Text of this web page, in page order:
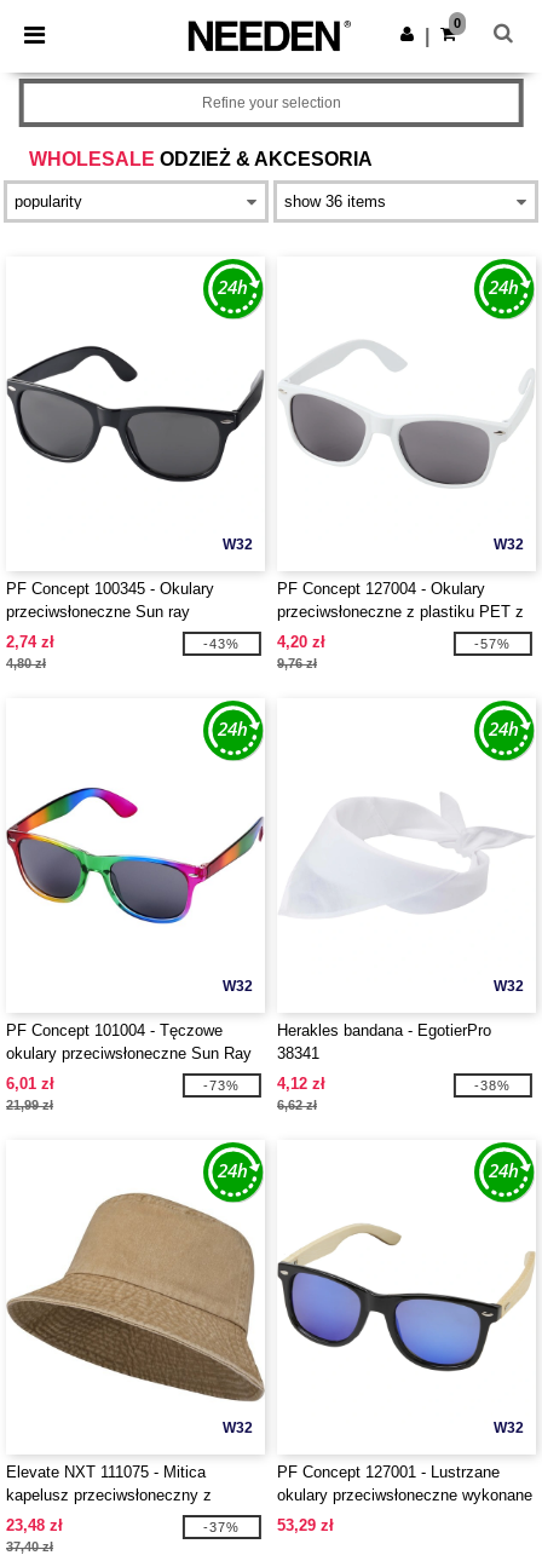
× Aplikacja Needen
Lepsze ceny w aplikacji!
Pobierz app
0
WHOLESALE ODZIEŻ & AKCESORIA
Refine your selection
W32
PF Concept 100345 - Okulary
przeciwsłoneczne Sun ray
2,74 zł
4,80 zł
-43%
W32
PF Concept 127004 - Okulary
przeciwsłoneczne z plastiku PET z
recyklingu Sun Ray
4,20 zł
9,76 zł
-57%
W32
PF Concept 101004 - Tęczowe
okulary przeciwsłoneczne Sun Ray
6,01 zł
21,99 zł
-73%
W32
Herakles bandana - EgotierPro
38341
4,12 zł
6,62 zł
-38%
W32
Elevate NXT 111075 - Mitica
kapelusz przeciwsłoneczny z
dekatyzowanej bawełny
23,48 zł
37,40 zł
-37%
W32
PF Concept 127001 - Lustrzane
okulary przeciwsłoneczne wykonane
z plastiku PET z
53,29 zł